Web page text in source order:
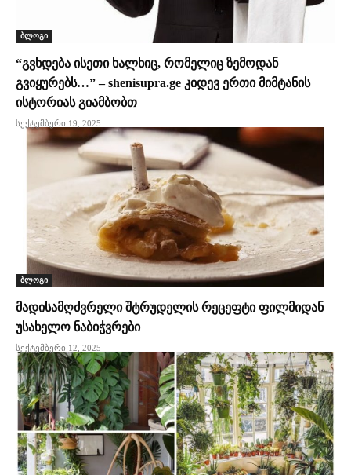
ბლოგი
“გვხდება ისეთი ხალხიც, რომელიც ზემოდან
გვიყურებს…” – shenisupra.ge კიდევ ერთი მიმტანის
ისტორიას გიამბობთ
სექტემბერი 19, 2025
ბლოგი
მადისამღძვრელი შტრუდელის რეცეფტი ფილმიდან
უსახელო ნაბიჭვრები
სექტემბერი 12, 2025